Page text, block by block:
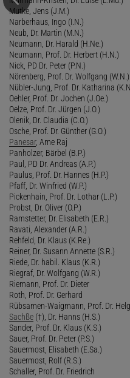
Mutke, Jens (J.M.)
Narberhaus, Ingo (I.N.)
Neub, Dr. Martin (M.N.)
Neumann, Dr. Harald (H.Ne.)
Neumann, Prof. Dr. Herbert (H.N.)
Nick, PD Dr. Peter (P.N.)
Nörenberg, Prof. Dr. Wolfgang (W.N.)
Nübler-Jung, Prof. Dr. Katharina
Oehler, Prof. Dr. Jochen (J.Oe.)
Oelze, Prof. Dr. Jürgen (J.O.)
Olenik, Dr. Claudia (C.O.)
Osche, Prof. Dr. Günther (G.O.)
Panesar, Arne Raj
Panholzer, Bärbel (B.P.)
Paul, PD Dr. Andreas (A.P.)
Paulus, Prof. Dr. Hannes (H.P.)
Pfaff, Dr. Winfried (W.P.)
Pickenhain, Prof. Dr. Lothar (L.P.)
Probst, Dr. Oliver (O.P.)
Ramstetter, Dr. Elisabeth (E.R.)
Ravati, Alexander (A.R.)
Rehfeld, Dr. Klaus (K.Re.)
Reiner, Dr. Susann Annette (S.R.)
Riede, Dr. habil. Klaus (K.R.)
Riegraf, Dr. Wolfgang (W.R.)
Riemann, Prof. Dr. Dieter
Roth, Prof. Dr. Gerhard
Rübsamen-Waigmann, Prof. Dr.
Sachße (†), Dr. Hanns (H.S.)
Sander, Prof. Dr. Klaus (K.S.)
Sauer, Prof. Dr. Peter (P.S.)
Sauermost, Elisabeth (E.Sa.)
Sauermost, Rolf (R.S.)
Schaller, Prof. Dr. Friedrich